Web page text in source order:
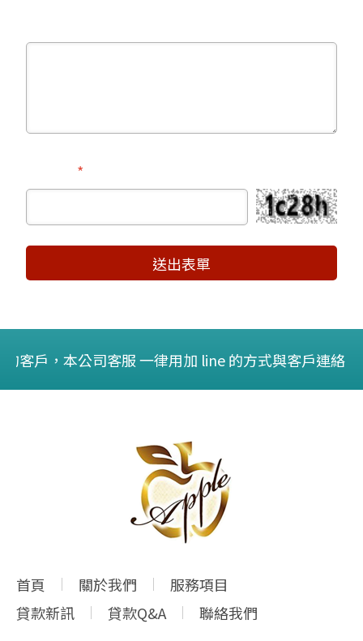
送出表單
戶，本公司客服 一律用加 line 的方式與客戶連絡
首頁 關於我們
服務項目
貸款新訊
貸款Q&A 聯絡我們